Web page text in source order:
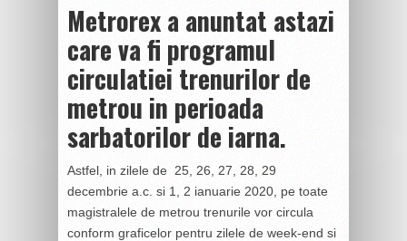
Metrorex a anuntat astazi
care va fi programul
circulatiei trenurilor de
metrou in perioada
sarbatorilor de iarna.
Astfel, in zilele de 25, 26, 27, 28, 29
decembrie a.c. si 1, 2 ianuarie 2020, pe toate
magistralele de metrou trenurile vor circula
conform graficelor pentru zilele de week-end si